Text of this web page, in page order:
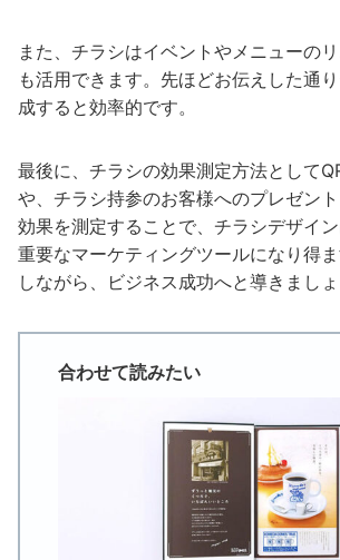
また、チラシはイベントやメニューの
も活用できます。先ほどお伝えした通
成すると効率的です。
最後に、チラシの効果測定方法として
や、チラシ持参のお客様へのプレゼント
効果を測定することで、チラシデザイ
重要なマーケティングツールになり得
しながら、ビジネス成功へと導きましょ
合わせて読みたい